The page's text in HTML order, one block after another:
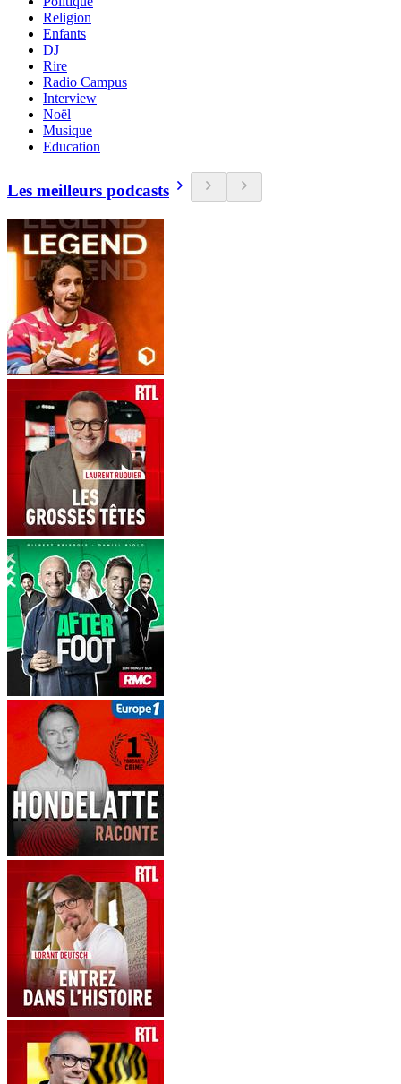
Religion
Enfants
DJ
Rire
Radio Campus
Interview
Noël
Musique
Education
Les meilleurs podcasts